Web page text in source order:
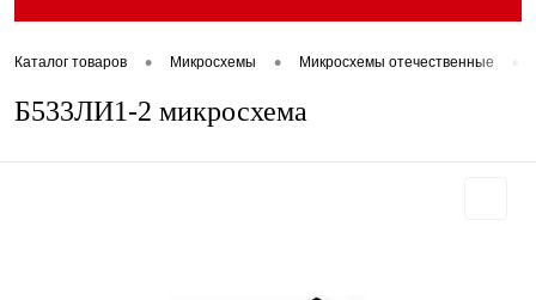
Каталог товаров • Микросхемы • Микросхемы отечественные
Б533ЛИ1-2 микросхема